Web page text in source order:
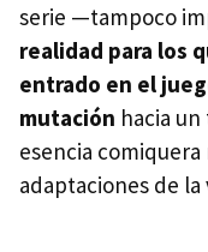
serie —tampoco
realidad para los
entrado en el
mutación hacia
esencia
adaptaciones de